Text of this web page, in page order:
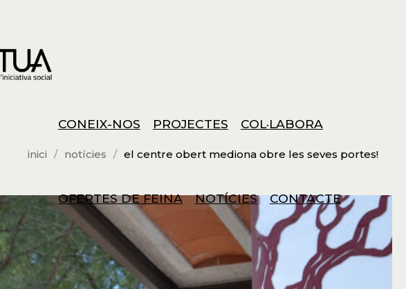
CONEIX-NOS PROJECTES COL·LABORA
OFERTES DE FEINA NOTÍCIES CONTACTE
inici notícies el centre obert mediona obre les seves portes!